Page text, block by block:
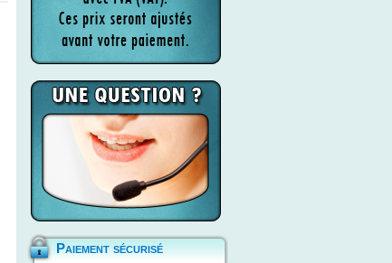
Paiement sécurisé